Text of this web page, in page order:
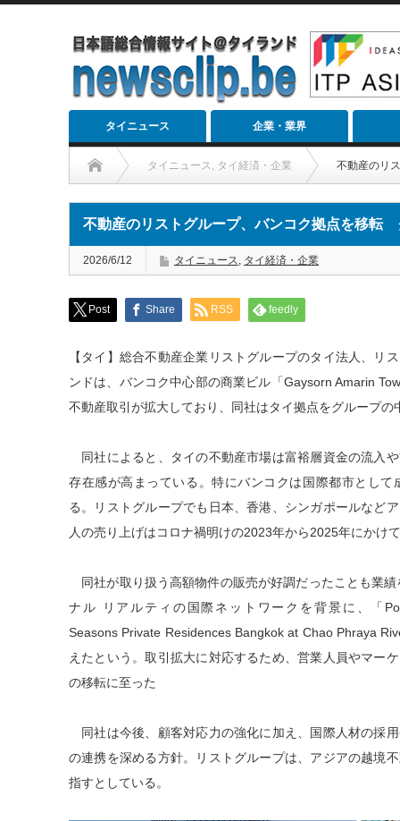
タイニュース 企業・業界
タイニュース, タイ経済・企業 不動産のリ
不動産のリストグループ、バンコク拠点を移転
2026/6/12 タイニュース, タイ経済・企業
Post Share RSS feedly
【タイ】総合不動産企業リストグループのタイ法人、リ
ンドは、バンコク中心部の商業ビル「Gaysorn Amarin
不動産取引が拡大しており、同社はタイ拠点をグループの
同社によると、タイの不動産市場は富裕層資金の流入
存在感が高まっている。特にバンコクは国際都市とし
る。リストグループでも日本、香港、シンガポールなど
人の売り上げはコロナ禍明けの2023年から2025年にかけ
同社が取り扱う高額物件の販売が好調だったことも業
ナル リアルティの国際ネットワークを背景に、「
Seasons Private Residences Bangkok at Chao Phraya
えたという。取引拡大に対応するため、営業人員やマー
の移転に至った
同社は今後、顧客対応力の強化に加え、国際人材の採
の連携を深める方針。リストグループは、アジアの越境
指すとしている。